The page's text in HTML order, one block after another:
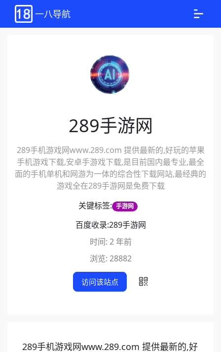
一八导航
289手游网
289手机游戏网www.289.com 提供最新的,好玩的苹果
手机游戏下载,安卓手游戏下载,是目前国内最专业,最全
面的手机单机和网游为一体的综合性下载网站,最经典的
游戏全在289手游网是免费下载
关键标签: 手游网
百度收录:289手游网
时间: 2 年前
浏览: 28882
访问该站点
289手机游戏网www.289.com 提供最新的,好